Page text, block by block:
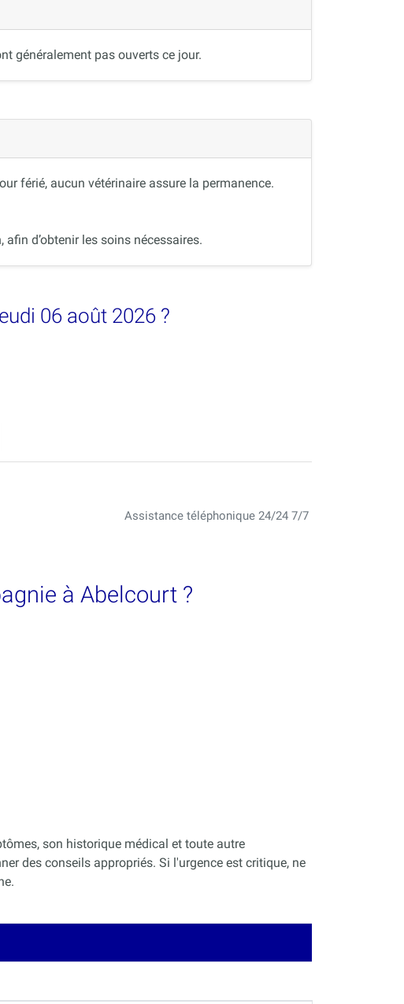
généralement pas ouverts ce jour.
férié, aucun vétérinaire assure la permanence.
d’obtenir les soins nécessaires.
06 août 2026 ?
Assistance téléphonique 24/24 7/7
à Abelcourt ?
son historique médical et toute autre
des conseils appropriés. Si l'urgence est critique, ne